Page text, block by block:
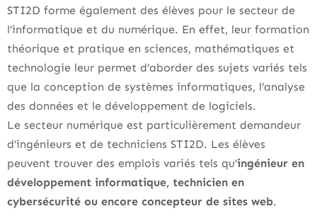
STI2D forme également des élèves pour le secteur de
l’informatique et du numérique. En effet, leur formation
théorique et pratique en sciences, mathématiques et
technologie leur permet d’aborder des sujets variés tels
que la conception de systèmes informatiques, l’analyse
des données et le développement de logiciels.
Le secteur numérique est particulièrement demandeur
d’ingénieurs et de techniciens STI2D. Les élèves
peuvent trouver des emplois variés tels qu’ingénieur en
développement informatique, technicien en
cybersécurité ou encore concepteur de sites web.